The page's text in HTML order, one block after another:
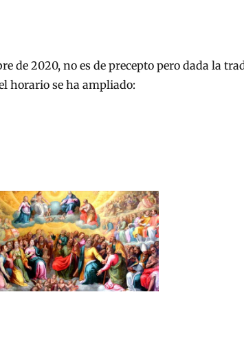
de 2020, no es de precepto pero dada la
horario se ha ampliado: